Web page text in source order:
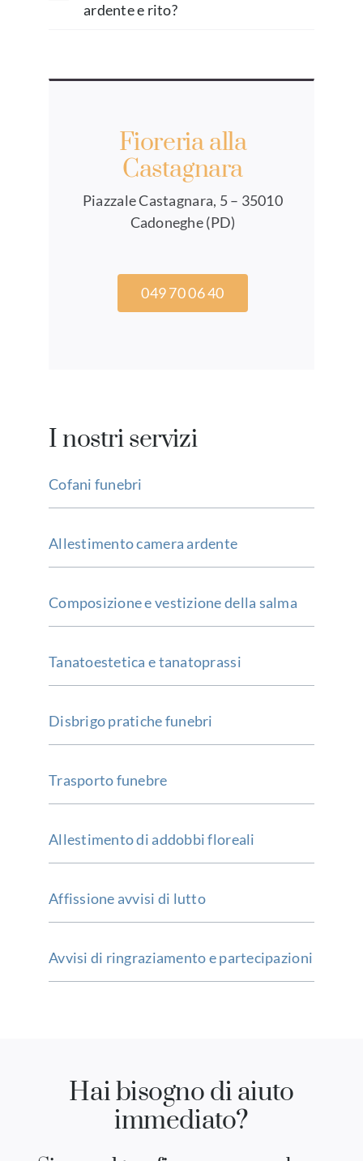
ardente e rito?
Fioreria alla
Castagnara
Piazzale Castagnara, 5 – 35010
Cadoneghe (PD)
049 70 06 40
I nostri servizi
Cofani funebri
Allestimento camera ardente
Composizione e vestizione della salma
Tanatoestetica e tanatoprassi
Disbrigo pratiche funebri
Trasporto funebre
Allestimento di addobbi floreali
Affissione avvisi di lutto
Avvisi di ringraziamento e partecipazioni
Hai bisogno di aiuto
immediato?